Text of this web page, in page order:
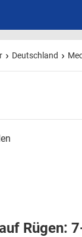
Deutschland
Rügen: